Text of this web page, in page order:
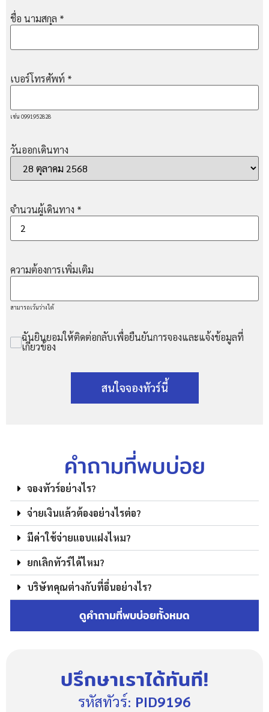
ชื่อ นามสกุล *
เบอร์โทรศัพท์ *
เช่น 0991952828
วันออกเดินทาง
จำนวนผู้เดินทาง *
ความต้องการเพิ่มเติม
สามารถเว้นว่างได้
ฉันยินยอมให้ติดต่อกลับเพื่อยืนยันการจองและแจ้งข้อมูลที่
เกี่ยวข้อง
สนใจจองทัวร์นี้
คำถามที่พบบ่อย
จองทัวร์อย่างไร?
จ่ายเงินแล้วต้องอย่างไรต่อ?
มีค่าใช้จ่ายแอบแฝงไหม?
ยกเลิกทัวร์ได้ไหม?
บริษัทคุณต่างกับที่อื่นอย่างไร?
ดูคำถามที่พบบ่อยทั้งหมด
ปรึกษาเราได้ทันที!
รหัสทัวร์: PID9196